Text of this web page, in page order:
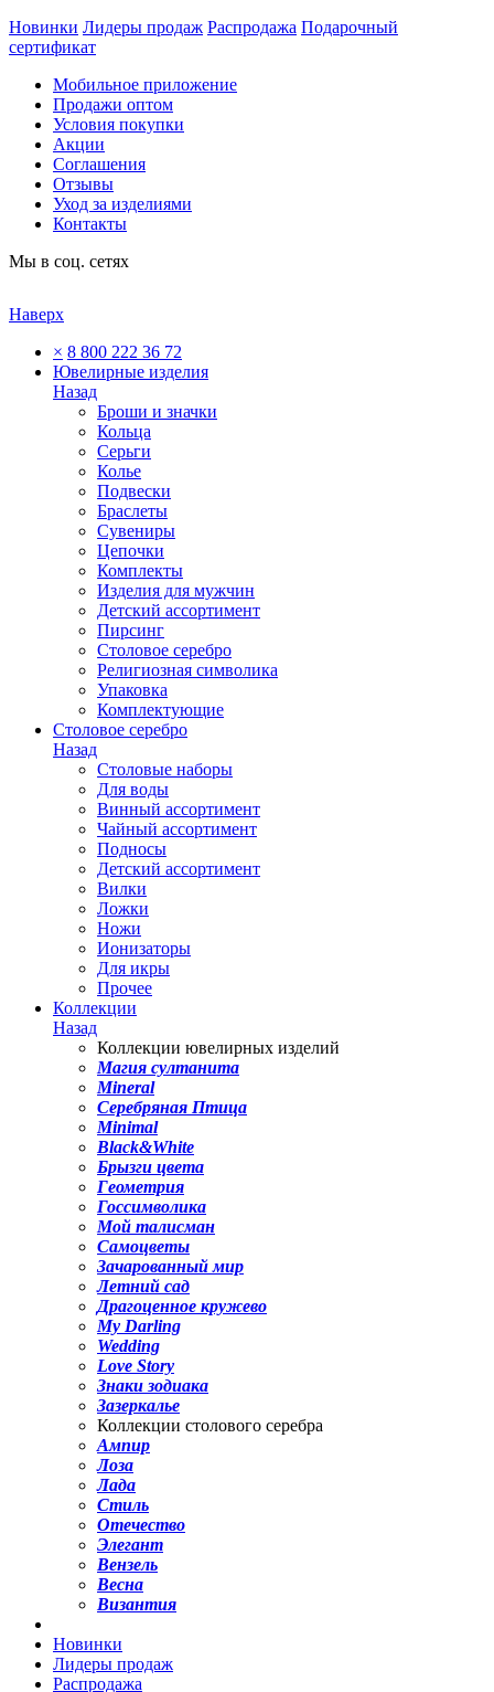
Новинки Лидеры продаж Распродажа Подарочный
сертификат
Мобильное приложение
Продажи оптом
Условия покупки
Акции
Соглашения
Отзывы
Уход за изделиями
Контакты
Мы в соц. сетях
Наверх
× 8 800 222 36 72
Ювелирные изделия
Назад
Броши и значки
Кольца
Серьги
Колье
Подвески
Браслеты
Сувениры
Цепочки
Комплекты
Изделия для мужчин
Детский ассортимент
Пирсинг
Столовое серебро
Религиозная символика
Упаковка
Комплектующие
Столовое серебро
Назад
Столовые наборы
Для воды
Винный ассортимент
Чайный ассортимент
Подносы
Детский ассортимент
Вилки
Ложки
Ножи
Ионизаторы
Для икры
Прочее
Коллекции
Назад
Коллекции ювелирных изделий
Магия султанита
Mineral
Серебряная Птица
Minimal
Black&White
Брызги цвета
Геометрия
Госсимволика
Мой талисман
Самоцветы
Зачарованный мир
Летний сад
Драгоценное кружево
My Darling
Wedding
Love Story
Знаки зодиака
Зазеркалье
Коллекции столового серебра
Ампир
Лоза
Лада
Стиль
Отечество
Элегант
Вензель
Весна
Византия
Новинки
Лидеры продаж
Распродажа